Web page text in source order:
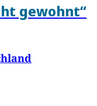
gewohnt“